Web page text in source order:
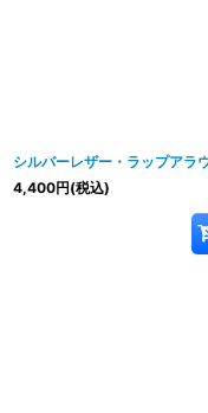
シルバーレザー・ラップアラ
4,400円(税込)